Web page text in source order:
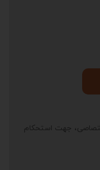
جهت استحکام